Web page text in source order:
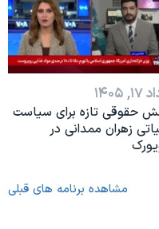
۱۴۰۵
حقوقی تازه برای سیاست
زهران ممدانی در
مشاهده برنامه های قبلی